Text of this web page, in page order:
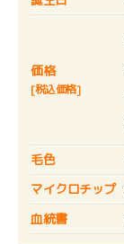
価格
[税込価格]
毛色
マイクロチップ
血統書